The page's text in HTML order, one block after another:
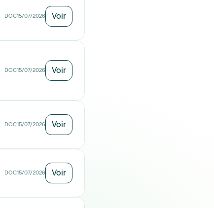
DOC15/07/2026 Voir
DOC15/07/2026 Voir
DOC15/07/2026 Voir
DOC15/07/2026 Voir